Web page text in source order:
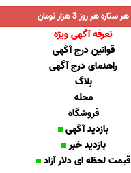
هر ستاره هر روز 3 هزار تومان
تعرفه آگهی ویژه
قوانین درج آگهی
راهنمای درج آگهی
بلاگ
مجله
فروشگاه
بازدید آگهی
بازدید خبر
قیمت لحظه ای دلار آزاد